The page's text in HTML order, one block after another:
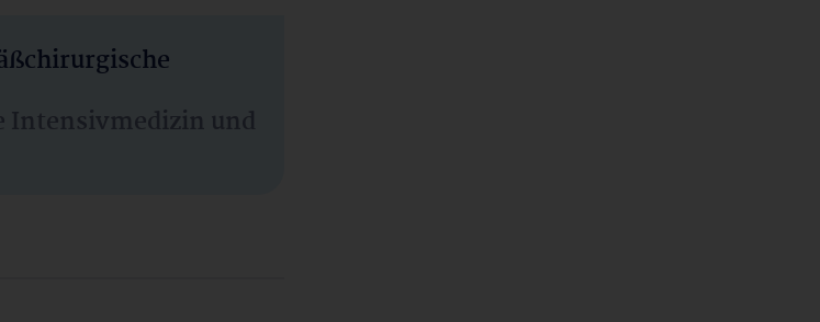
und